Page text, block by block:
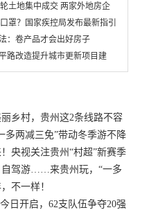
土地集中成交 两家外地房企
罩？国家疾控局发布最新指引
：卷产品才会出好房子
路改造提升城市更新项目建
乡村，贵州这2条线路不容
多两减三免”带动冬季游不降
央视关注贵州“村超”新赛季
自驾游……来贵州玩，“一多
不一样！
日开启，62支队伍争夺20强